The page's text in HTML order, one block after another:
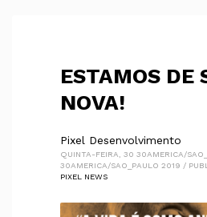
ESTAMOS DE
NOVA!
Pixel Desenvolvimento
QUINTA-FEIRA, 30 30AMERICA/
30AMERICA/SAO_PAULO 2019 /
PIXEL NEWS